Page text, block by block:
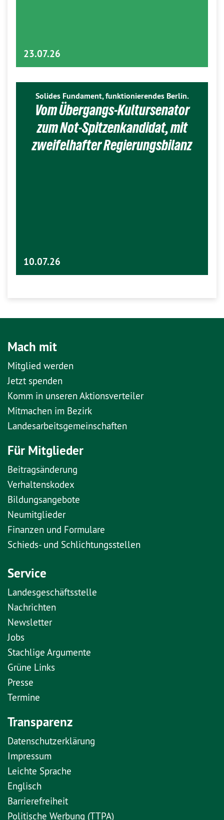
23.07.26
Solides Fundament, funktionierendes Berlin.
Vom Übergangs-Kultursenator
zum Not-Spitzenkandidat, mit
zweifelhafter Regierungsbilanz
10.07.26
Mach mit
Mitglied werden
Jetzt spenden
Komm in unseren Aktionsverteiler
Mitmachen im Bezirk
Landesarbeitsgemeinschaften
Für Mitglieder
Beitragsänderung
Verhaltenskodex
Bildungsangebote
Neumitglieder
Finanzen und Formulare
Schieds- und Schlichtungsstellen
Service
Landesgeschäftsstelle
Nachrichten
Newsletter
Jobs
Stachlige Argumente
Grüne Links
Presse
Termine
Transparenz
Datenschutzerklärung
Impressum
Leichte Sprache
Englisch
Barrierefreiheit
Politische Werbung (TTPA)